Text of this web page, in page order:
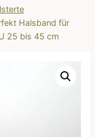
Halsband für
25 bis 45 cm